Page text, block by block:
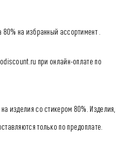
на избранный ассортимент .
при онлайн-оплате по
изделия со стикером 80%. Изделия,
только по предоплате.